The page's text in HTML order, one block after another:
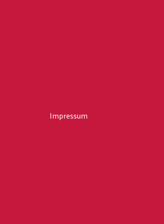
Impressum